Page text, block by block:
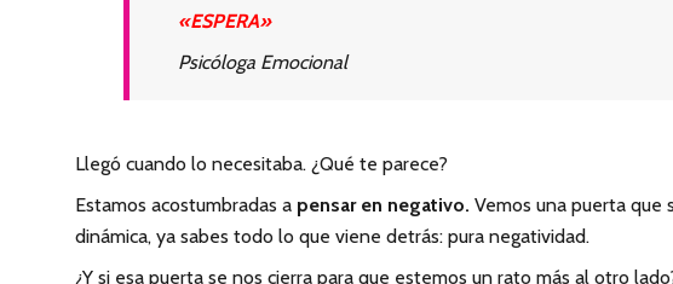
«ESPERA»
Psicóloga Emocional
Llegó cuando lo necesitaba. ¿Qué te parece?
Estamos acostumbradas a pensar en negativo. Vemos una puerta que
dinámica, ya sabes todo lo que viene detrás: pura negatividad.
¿Y si esa puerta se nos cierra para que estemos un rato más al otro